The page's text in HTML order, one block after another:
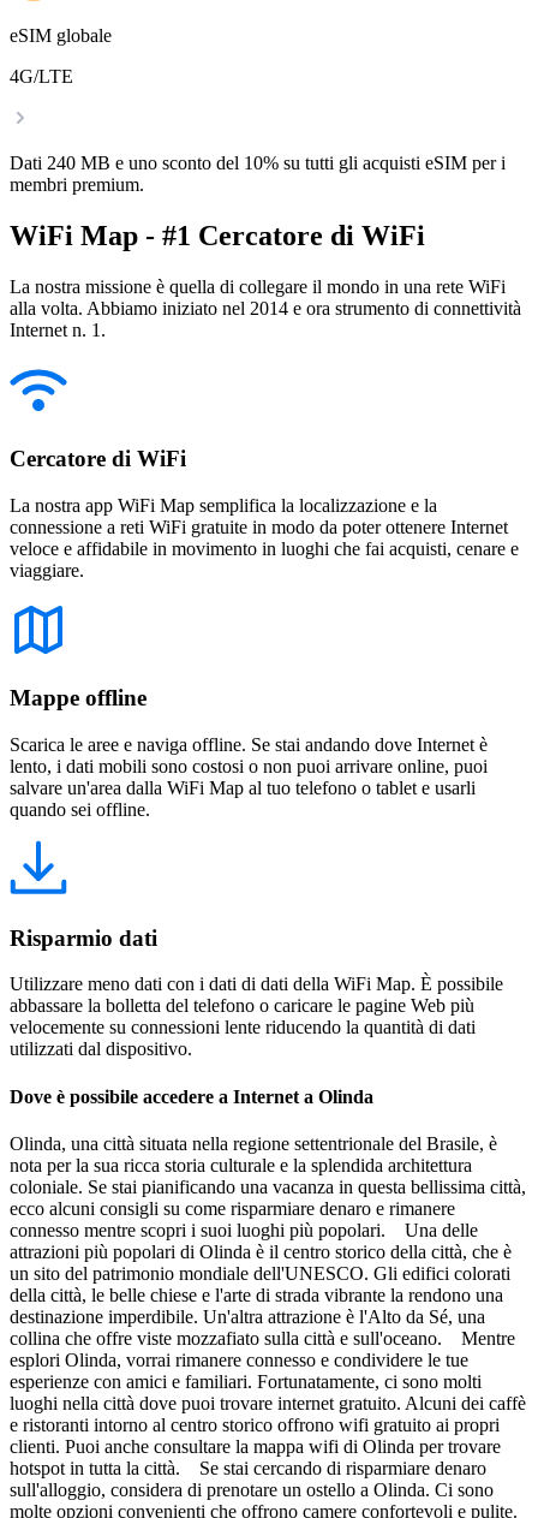
eSIM globale
4G/LTE
Dati 240 MB e uno sconto del 10% su tutti gli acquisti eSIM per i
membri premium.
WiFi Map - #1 Cercatore di WiFi
La nostra missione è quella di collegare il mondo in una rete WiFi
alla volta. Abbiamo iniziato nel 2014 e ora strumento di connettività
Internet n. 1.
Cercatore di WiFi
La nostra app WiFi Map semplifica la localizzazione e la
connessione a reti WiFi gratuite in modo da poter ottenere Internet
veloce e affidabile in movimento in luoghi che fai acquisti, cenare e
viaggiare.
Mappe offline
Scarica le aree e naviga offline. Se stai andando dove Internet è
lento, i dati mobili sono costosi o non puoi arrivare online, puoi
salvare un'area dalla WiFi Map al tuo telefono o tablet e usarli
quando sei offline.
Risparmio dati
Utilizzare meno dati con i dati di dati della WiFi Map. È possibile
abbassare la bolletta del telefono o caricare le pagine Web più
velocemente su connessioni lente riducendo la quantità di dati
utilizzati dal dispositivo.
Dove è possibile accedere a Internet a Olinda
Olinda, una città situata nella regione settentrionale del Brasile, è
nota per la sua ricca storia culturale e la splendida architettura
coloniale. Se stai pianificando una vacanza in questa bellissima città,
ecco alcuni consigli su come risparmiare denaro e rimanere
connesso mentre scopri i suoi luoghi più popolari. Una delle
attrazioni più popolari di Olinda è il centro storico della città, che è
un sito del patrimonio mondiale dell'UNESCO. Gli edifici colorati
della città, le belle chiese e l'arte di strada vibrante la rendono una
destinazione imperdibile. Un'altra attrazione è l'Alto da Sé, una
collina che offre viste mozzafiato sulla città e sull'oceano. Mentre
esplori Olinda, vorrai rimanere connesso e condividere le tue
esperienze con amici e familiari. Fortunatamente, ci sono molti
luoghi nella città dove puoi trovare internet gratuito. Alcuni dei caffè
e ristoranti intorno al centro storico offrono wifi gratuito ai propri
clienti. Puoi anche consultare la mappa wifi di Olinda per trovare
hotspot in tutta la città. Se stai cercando di risparmiare denaro
sull'alloggio, considera di prenotare un ostello a Olinda. Ci sono
molte opzioni convenienti che offrono camere confortevoli e pulite.